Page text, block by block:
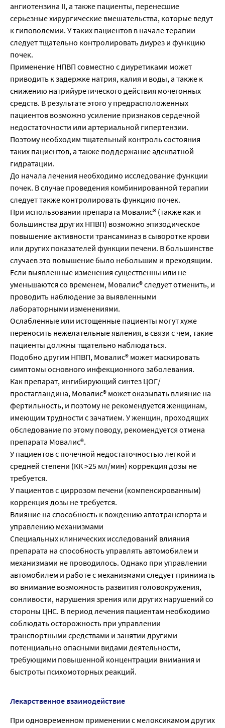
ангиотензина II, а также пациенты, перенесшие
серьезные хирургические вмешательства, которые ведут
к гиповолемии. У таких пациентов в начале терапии
следует тщательно контролировать диурез и функцию
почек.
Применение НПВП совместно с диуретиками может
приводить к задержке натрия, калия и воды, а также к
снижению натрийуретического действия мочегонных
средств. В результате этого у предрасположенных
пациентов возможно усиление признаков сердечной
недостаточности или артериальной гипертензии.
Поэтому необходим тщательный контроль состояния
таких пациентов, а также поддержание адекватной
гидратации.
До начала лечения необходимо исследование функции
почек. В случае проведения комбинированной терапии
следует также контролировать функцию почек.
При использовании препарата Мовалис® (также как и
большинства других НПВП) возможно эпизодическое
повышение активности трансаминаз в сыворотке крови
или других показателей функции печени. В большинстве
случаев это повышение было небольшим и преходящим.
Если выявленные изменения существенны или не
уменьшаются со временем, Мовалис® следует отменить, и
проводить наблюдение за выявленными
лабораторными изменениями.
Ослабленные или истощенные пациенты могут хуже
переносить нежелательные явления, в связи с чем, такие
пациенты должны тщательно наблюдаться.
Подобно другим НПВП, Мовалис® может маскировать
симптомы основного инфекционного заболевания.
Как препарат, ингибирующий синтез ЦОГ/
простагландина, Мовалис® может оказывать влияние на
фертильность, и поэтому не рекомендуется женщинам,
имеющим трудности с зачатием. У женщин, проходящих
обследование по этому поводу, рекомендуется отмена
препарата Мовалис®.
У пациентов с почечной недостаточностью легкой и
средней степени (КК >25 мл/мин) коррекция дозы не
требуется.
У пациентов с циррозом печени (компенсированным)
коррекция дозы не требуется.
Влияние на способность к вождению автотранспорта и
управлению механизмами
Специальных клинических исследований влияния
препарата на способность управлять автомобилем и
механизмами не проводилось. Однако при управлении
автомобилем и работе с механизмами следует принимать
во внимание возможность развития головокружения,
сонливости, нарушения зрения или других нарушений со
стороны ЦНС. В период лечения пациентам необходимо
соблюдать осторожность при управлении
транспортными средствами и занятии другими
потенциально опасными видами деятельности,
требующими повышенной концентрации внимания и
быстроты психомоторных реакций.
Лекарственное взаимодействие
При одновременном применении с мелоксикамом других